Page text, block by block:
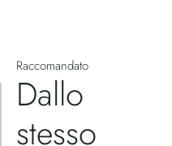
Raccomandato
Dallo
stesso